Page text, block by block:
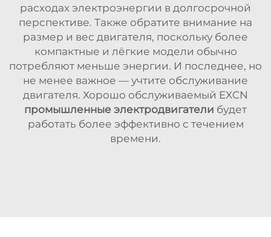
расходах электроэнергии в долгосрочной
перспективе. Также обратите внимание на
размер и вес двигателя, поскольку более
компактные и лёгкие модели обычно
потребляют меньше энергии. И последнее, но
не менее важное — учтите обслуживание
двигателя. Хорошо обслуживаемый EXCN
промышленные электродвигатели будет
работать более эффективно с течением
времени.